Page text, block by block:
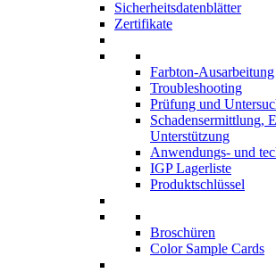
Sicherheitsdatenblätter
Zertifikate
Farbton-Ausarbeitung
Troubleshooting
Prüfung und
Schadensermittlung,
Unterstützung
Anwendungs- und
IGP Lagerliste
Produktschlüssel
Broschüren
Color Sample Cards